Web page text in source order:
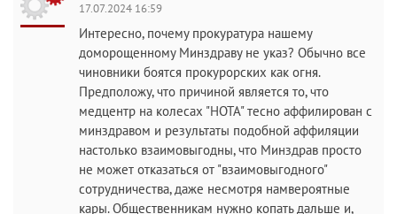
17.07.2024 16:59
Интересно, почему прокуратура нашему
доморощенному Минздраву не указ? Обычно все
чиновники боятся прокурорских как огня.
Предположу, что причиной является то, что
медцентр на колесах "НОТА" тесно аффилирован с
минздравом и результаты подобной аффиляции
настолько взаимовыгодны, что Минздрав просто
не может отказаться от "взаимовыгодного"
сотрудничества, даже несмотря намвероятные
кары. Общественникам нужно копать дальше и,